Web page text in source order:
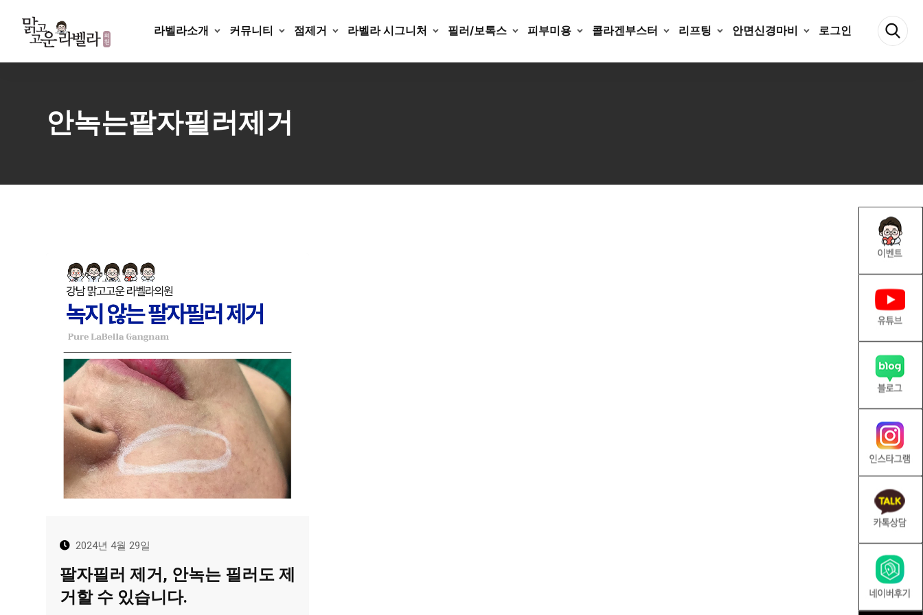
content
라벨라소개 커뮤니티 점제거 라벨라 시그니처 필러/보톡스 피부미용 콜라겐부스터 리프팅 안면신경마비 로그인
안녹는팔자필러제거
2024년 4월 29일
팔자필러 제거, 안녹는 필러도 제
거할 수 있습니다.